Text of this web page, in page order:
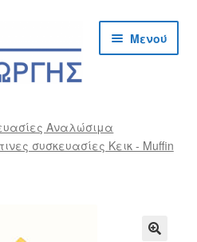
Μενού
Κάλυμνος
Χονδρικής
Αναλώσιμα
συσκευασίες Κεικ - Muffin